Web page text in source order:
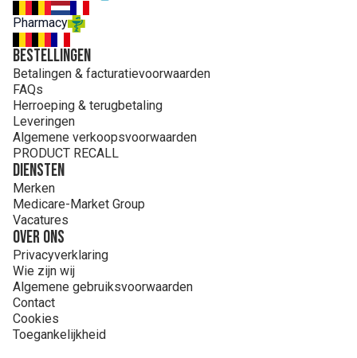
Pharmacy
Bestellingen
Betalingen & facturatievoorwaarden
FAQs
Herroeping & terugbetaling
Leveringen
Algemene verkoopsvoorwaarden
PRODUCT RECALL
Diensten
Merken
Medicare-Market Group
Vacatures
Over ons
Privacyverklaring
Wie zijn wij
Algemene gebruiksvoorwaarden
Contact
Cookies
Toegankelijkheid